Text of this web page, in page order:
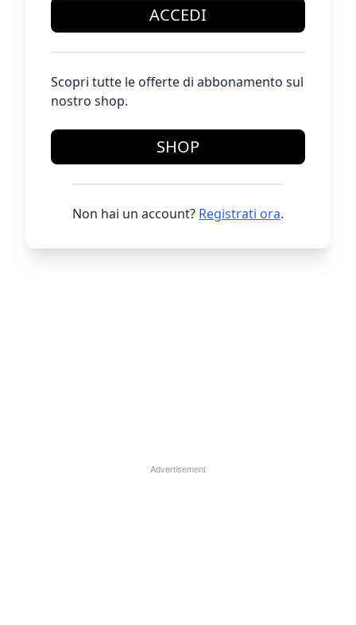
ACCEDI
Scopri tutte le offerte di abbonamento sul
nostro shop.
SHOP
Non hai un account? Registrati ora.